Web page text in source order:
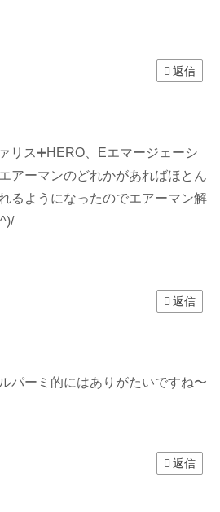
返信
リス➕HERO、Eエマージェーシ
アーマンのどれかがあればほとん
るようになったのでエアーマン解
返信
パーミ的にはありがたいですね〜
返信